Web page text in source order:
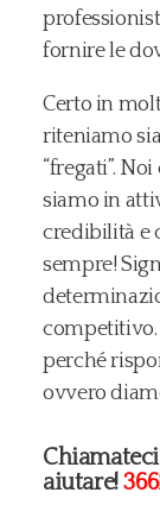
fornire le
Certo in
riteniamo
“fregati”.
siamo in
credibilità e
sempre!
competitivo.
perché
ovvero
aiutare!